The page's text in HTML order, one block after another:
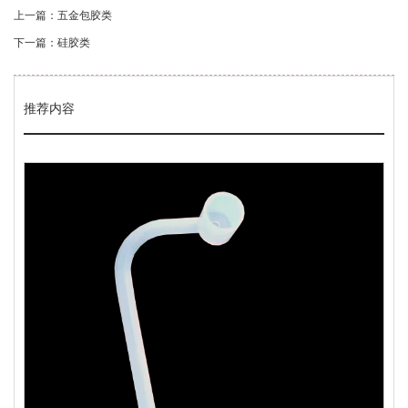
上一篇：五金包胶类
下一篇：硅胶类
推荐内容